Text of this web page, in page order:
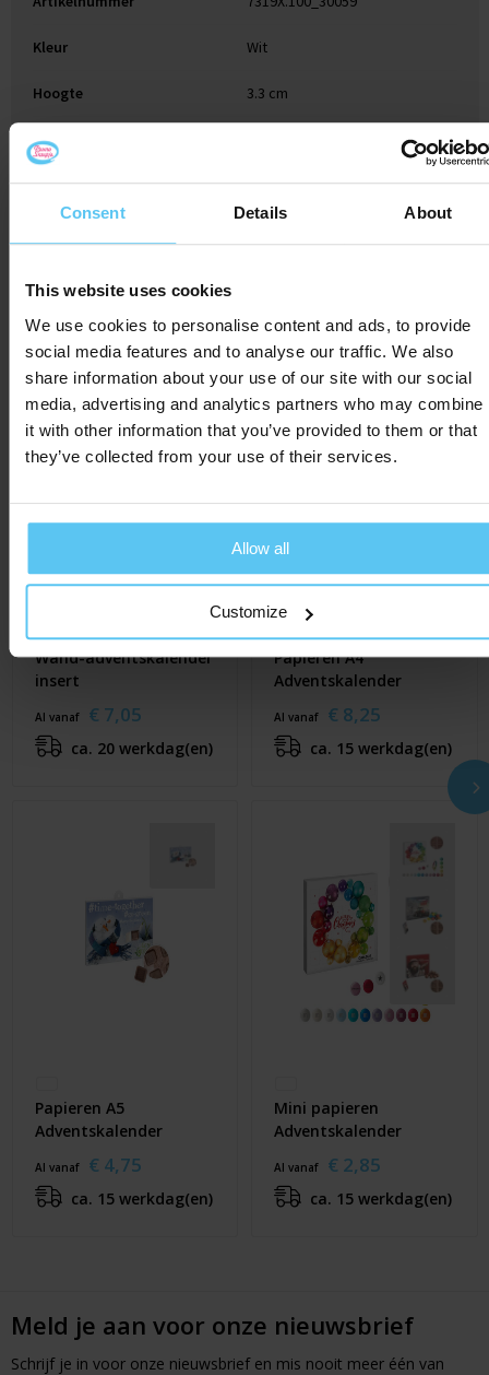
Consent Details About
This website uses cookies
We use cookies to personalise content and ads, to provide
social media features and to analyse our traffic. We also
share information about your use of our site with our social
media, advertising and analytics partners who may combine
it with other information that you’ve provided to them or that
they’ve collected from your use of their services.
Allow all
Customize
Kleur Wit
Hoogte 3.3 cm
Breedte
Lengte 34 cm
Gerelateerde producten
Wand-adventskalender
insert
Al vanaf € 7,05
ca. 20 werkdag(en)
Papieren A4
Adventskalender
Al vanaf € 8,25
ca. 15 werkdag(en)
Papieren A5
Adventskalender
Al vanaf € 4,75
ca. 15 werkdag(en)
Mini papieren
Adventskalender
Al vanaf € 2,85
ca. 15 werkdag(en)
Meld je aan voor onze nieuwsbrief
Schrijf je in voor onze nieuwsbrief en mis nooit meer één van